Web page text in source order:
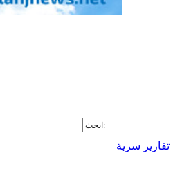
ابحث ابحث عن:
تقارير سرية